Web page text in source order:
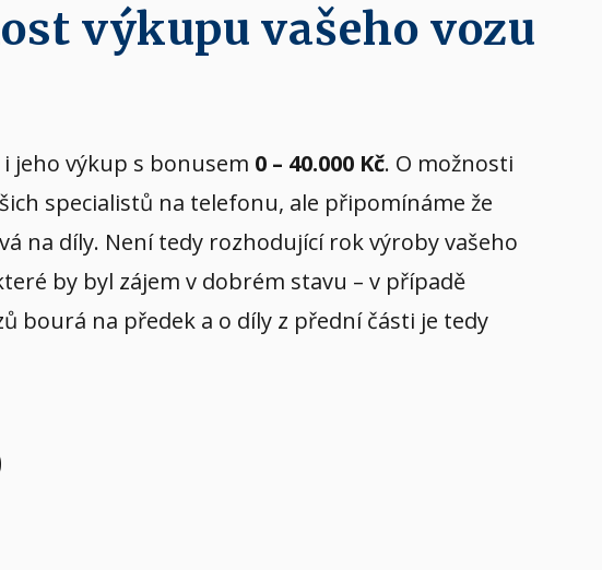
výkupu vašeho vozu
jeho výkup s bonusem 0 – 40.000 Kč. O možnosti
specialistů na telefonu, ale připomínáme že
na díly. Není tedy rozhodující rok výroby vašeho
by byl zájem v dobrém stavu – v případě
bourá na předek a o díly z přední části je tedy